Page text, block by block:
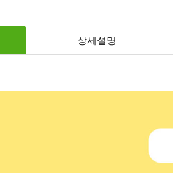
상세설명